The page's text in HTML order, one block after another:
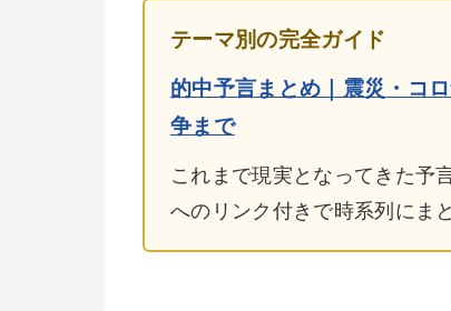
テーマ別の完全ガイド
的中予言まとめ｜震災・コ
争まで
これまで現実となってきた予
へのリンク付きで時系列にま